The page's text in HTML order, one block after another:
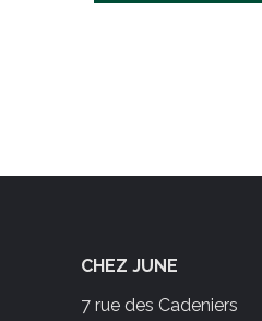
CHEZ JUNE
7 rue des Cadeniers